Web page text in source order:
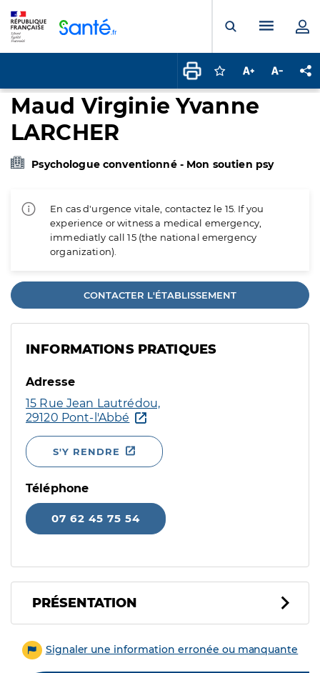
Ouvrir laMenu
Connectez-vous
Augmenter la
Maud Virginie Yvanne
LARCHER
Psychologue conventionné - Mon soutien psy
En cas d'urgence vitale, contactez le 15. If you
experience or witness a medical emergency,
immediatly call 15 (the national emergency
organization).
CONTACTER L'ÉTABLISSEMENT
INFORMATIONS PRATIQUES
Adresse
15 Rue Jean Lautrédou,
29120 Pont-l'Abbé
S'Y RENDRE
Téléphone
07 62 45 75 54
PRÉSENTATION
Signaler une information erronée ou manquante